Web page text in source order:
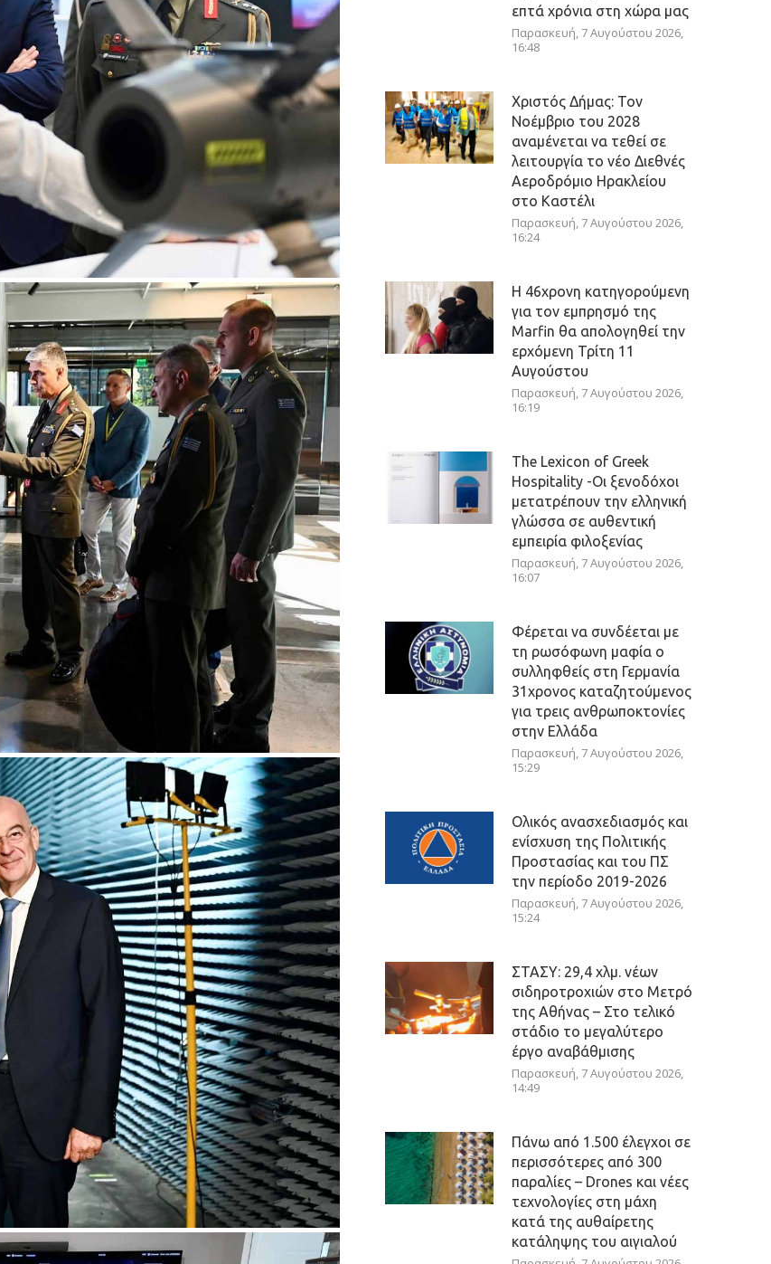
επτά χρόνια στη χώρα μας
Παρασκευή, 7 Αυγούστου 2026,
16:48
Χριστός Δήμας: Τον
Νοέμβριο του 2028
αναμένεται να τεθεί σε
λειτουργία το νέο Διεθνές
Αεροδρόμιο Ηρακλείου
στο Καστέλι
Παρασκευή, 7 Αυγούστου 2026,
16:24
Η 46χρονη κατηγορούμενη
για τον εμπρησμό της
Marfin θα απολογηθεί την
ερχόμενη Τρίτη 11
Αυγούστου
Παρασκευή, 7 Αυγούστου 2026,
16:19
The Lexicon of Greek
Hospitality -Οι ξενοδόχοι
μετατρέπουν την ελληνική
γλώσσα σε αυθεντική
εμπειρία φιλοξενίας
Παρασκευή, 7 Αυγούστου 2026,
16:07
Φέρεται να συνδέεται με
τη ρωσόφωνη μαφία ο
συλληφθείς στη Γερμανία
31χρονος καταζητούμενος
για τρεις ανθρωποκτονίες
στην Ελλάδα
Παρασκευή, 7 Αυγούστου 2026,
15:29
Ολικός ανασχεδιασμός και
ενίσχυση της Πολιτικής
Προστασίας και του ΠΣ
την περίοδο 2019-2026
Παρασκευή, 7 Αυγούστου 2026,
15:24
ΣΤΑΣΥ: 29,4 χλμ. νέων
σιδηροτροχιών στο Μετρό
της Αθήνας – Στο τελικό
στάδιο το μεγαλύτερο
έργο αναβάθμισης
Παρασκευή, 7 Αυγούστου 2026,
14:49
Πάνω από 1.500 έλεγχοι σε
περισσότερες από 300
παραλίες – Drones και νέες
τεχνολογίες στη μάχη
κατά της αυθαίρετης
κατάληψης του αιγιαλού